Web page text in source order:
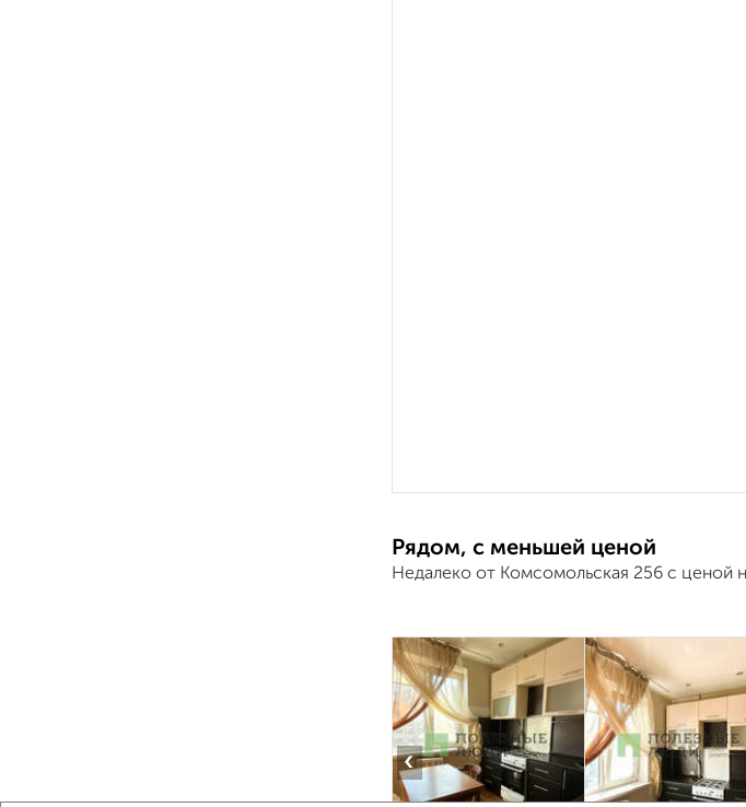
Рядом, с меньшей ценой
Недалеко от Комсомольская 256 с ценой
‹